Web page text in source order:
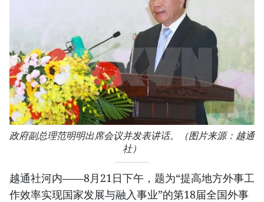
政府副总理范明明出席会议并发表讲话。（图片来源：越通
社）
越通社河内——8月21日下午，题为“提高地方外事工
作效率实现国家发展与融入事业”的第18届全国外事